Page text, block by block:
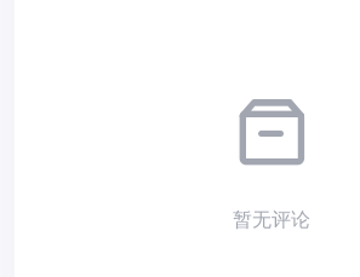
暂无评论